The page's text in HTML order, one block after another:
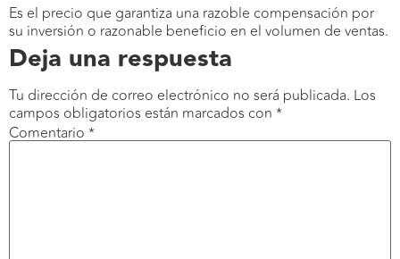
Es el precio que garantiza una razoble compensación por
su inversión o razonable beneficio en el volumen de ventas.
Deja una respuesta
Tu dirección de correo electrónico no será publicada. Los
campos obligatorios están marcados con *
Comentario *